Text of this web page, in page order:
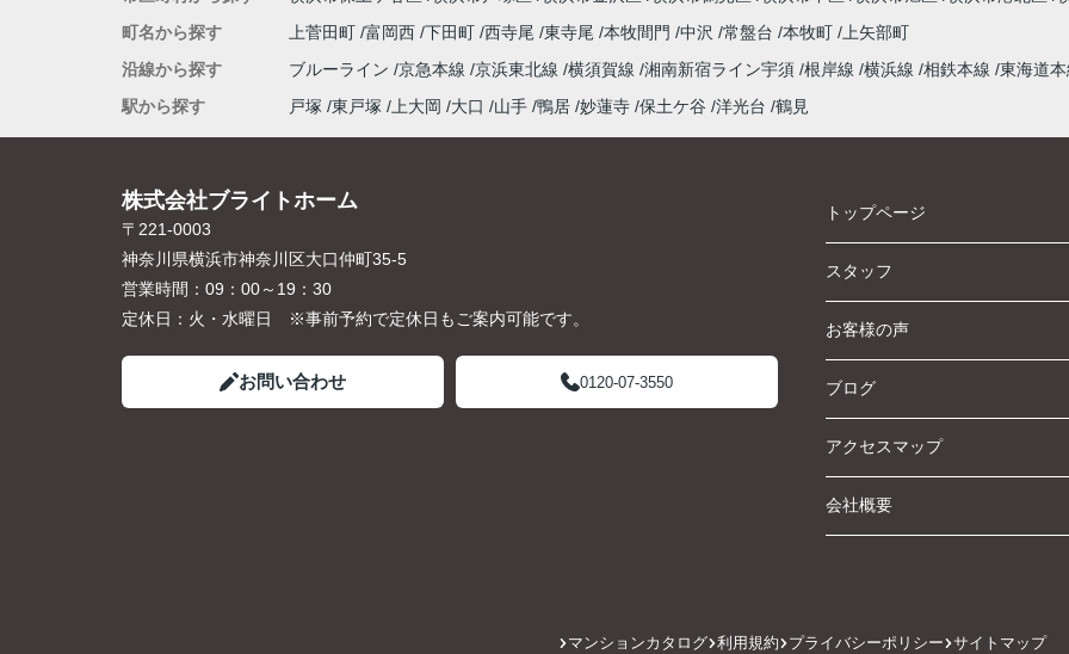
町名から探す
上菅田町 富岡西 下田町 西寺尾 東寺尾 本牧間門 中沢 常盤台 本牧町
上矢部町
沿線から探す
ブルーライン 京急本線 京浜東北線 横須賀線 湘南新宿ライン宇須 根岸線 横浜線 相鉄本線 東海道
駅から探す
戸塚 東戸塚 上大岡 大口 山手 鴨居 妙蓮寺 保土ケ谷 洋光台 鶴見
株式会社ブライトホーム
〒221-0003
神奈川県横浜市神奈川区大口仲町35-5
営業時間： 09：00～19：30
定休日： 火・水曜日 ※事前予約で定休日もご案内可能です。
お問い合わせ 0120-07-3550
トップページ
スタッフ
お客様の声
ブログ
アクセスマップ
会社概要
マンションカタログ 利用規約 プライバシーポリシー サイトマップ